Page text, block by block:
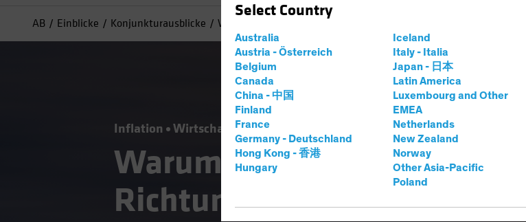
Select Country
Australia
Austria - Österreich
Belgium
Canada
China - 中国
Finland
France
Germany - Deutschland
Hong Kong - 香港
Hungary
Iceland
Italy - Italia
Japan - 日本
Latin America
Luxembourg and Other
EMEA
Netherlands
New Zealand
Norway
Other Asia-Pacific
Poland
AB Einblicke Konjunkturausblicke Warum die Fed das Tempo in Richtung Zinssenkungen erhöht
Inflation Wirtschaft Anleihen
Warum die Fed das Tempo in
Richtung Zinssenkungen